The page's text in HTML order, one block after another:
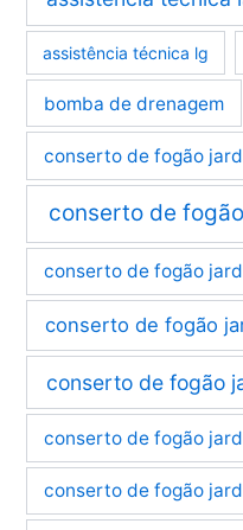
assistência técnica lg
bomba de drenagem
conserto de fogão
conserto de
conserto de fogão
conserto de fogão
conserto de fogão
conserto de fogão
conserto de fogão